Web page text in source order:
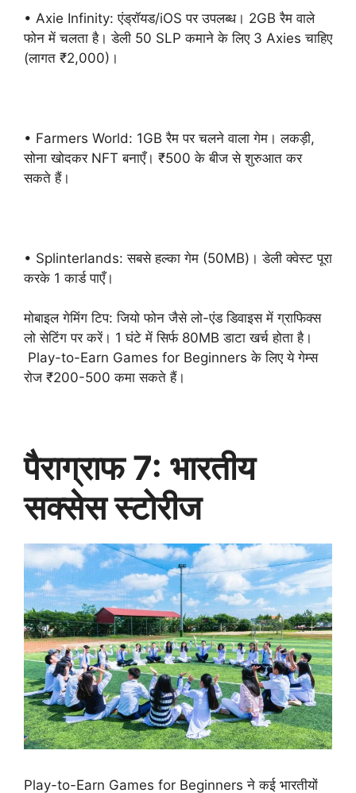
• Axie Infinity: एंड्रॉयड/iOS पर उपलब्ध। 2GB रैम वाले
फोन में चलता है। डेली 50 SLP कमाने के लिए 3 Axies चाहिए
(लागत ₹2,000)।
• Farmers World: 1GB रैम पर चलने वाला गेम। लकड़ी,
सोना खोदकर NFT बनाएँ। ₹500 के बीज से शुरुआत कर
सकते हैं।
• Splinterlands: सबसे हल्का गेम (50MB)। डेली क्वेस्ट पूरा
करके 1 कार्ड पाएँ।
मोबाइल गेमिंग टिप: जियो फोन जैसे लो-एंड डिवाइस में ग्राफिक्स
लो सेटिंग पर करें। 1 घंटे में सिर्फ 80MB डाटा खर्च होता है।
Play-to-Earn Games for Beginners के लिए ये गेम्स
रोज ₹200-500 कमा सकते हैं।
पैराग्राफ 7: भारतीय
सक्सेस स्टोरीज
Play-to-Earn Games for Beginners ने कई भारतीयों